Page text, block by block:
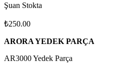
Şuan Stokta
₺250.00
ARORA YEDEK PARÇA
AR3000 Yedek Parça